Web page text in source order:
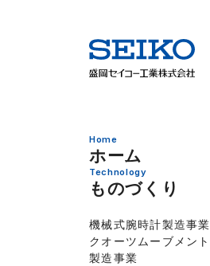
Home
ホーム
Technology
ものづくり
機械式腕時計製造事業
クオーツムーブメント
製造事業